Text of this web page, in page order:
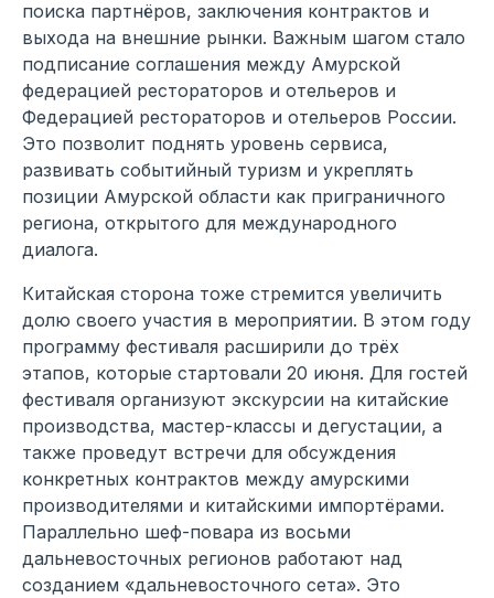
поиска партнёров, заключения контрактов и
выхода на внешние рынки. Важным шагом стало
подписание соглашения между Амурской
федерацией рестораторов и отельеров и
Федерацией рестораторов и отельеров России.
Это позволит поднять уровень сервиса,
развивать событийный туризм и укреплять
позиции Амурской области как приграничного
региона, открытого для международного
диалога.
Китайская сторона тоже стремится увеличить
долю своего участия в мероприятии. В этом году
программу фестиваля расширили до трёх
этапов, которые стартовали 20 июня. Для гостей
фестиваля организуют экскурсии на китайские
производства, мастер-классы и дегустации, а
также проведут встречи для обсуждения
конкретных контрактов между амурскими
производителями и китайскими импортёрами.
Параллельно шеф-повара из восьми
дальневосточных регионов работают над
созданием «дальневосточного сета». Это